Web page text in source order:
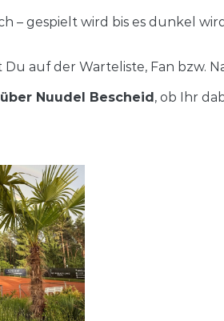
– gespielt wird bis es dunkel
auf der Warteliste, Fan bzw.
Nuudel Bescheid, ob Ihr